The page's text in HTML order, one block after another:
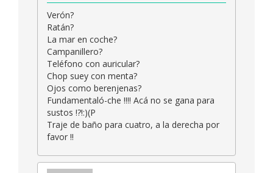
Verón?
Ratán?
La mar en coche?
Campanillero?
Teléfono con auricular?
Chop suey con menta?
Ojos como berenjenas?
Fundamentaló-che !!!! Acá no se gana para
sustos !?!:)(P
Traje de baño para cuatro, a la derecha por
favor !!